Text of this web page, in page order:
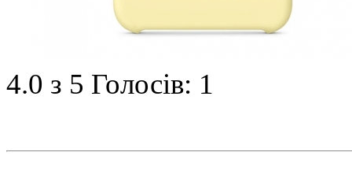
4.0 з 5 Голосів: 1